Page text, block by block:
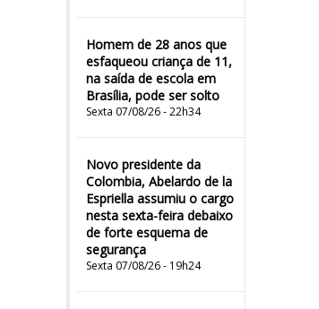
Homem de 28 anos que
esfaqueou criança de 11,
na saída de escola em
Brasília, pode ser solto
Sexta 07/08/26 - 22h34
Novo presidente da
Colombia, Abelardo de la
Espriella assumiu o cargo
nesta sexta-feira debaixo
de forte esquema de
segurança
Sexta 07/08/26 - 19h24